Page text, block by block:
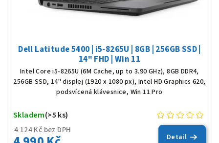
Dell Latitude 5400 | i5-8265U | 8GB | 256GB SSD |
14" FHD | Win 11
Intel Core i5-8265U (6M Cache, up to 3.90 GHz), 8GB DDR4,
256GB SSD, 14" displej (1920 x 1080 px), Intel HD Graphics 620,
podsvícená klávesnice, Win 11 Pro
4 124 Kč bez DPH
Skladem(>5 ks)
Detail